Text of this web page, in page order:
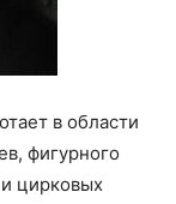
в области
фигурного
цирковых